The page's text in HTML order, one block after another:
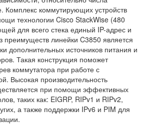
Комплекс коммутирующих устройств
технологии Cisco StackWise (480
для всего стека единый IP-адрес и
линейки C3850 является
дополнительных источников питания и
Такая конструкция поможет
коммутатора при работе с
Высокая производительность
при помощи эффективных
таких как: EIGRP, RIPv1 и RIPv2,
а также поддержки IPv6 и PIM для